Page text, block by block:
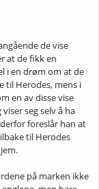
de vise
at de fikk en
i en drøm om at de
til Herodes, mens i
en av disse vise
seg selv å ha
foreslår han at
til Herodes
på marken ikke